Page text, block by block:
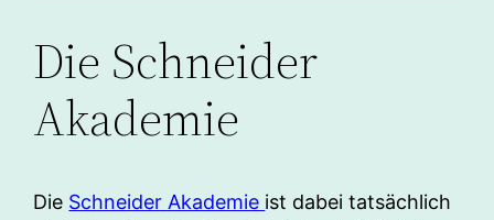
Die Schneider
Akademie
Die Schneider Akademie ist dabei tatsächlich